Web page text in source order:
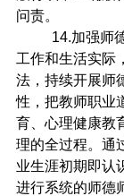
问责。
14.加强师
工作和生活实际
法，持续开展师
性，把教师职业
育、心理健康教
理的全过程。通
业生涯初期即认
进行系统的师德